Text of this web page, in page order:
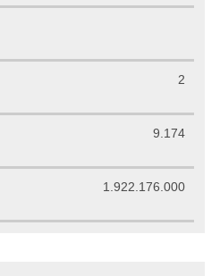
2
9.174
1.922.176.000